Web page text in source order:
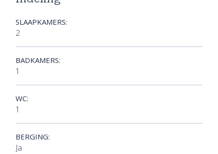
SLAAPKAMERS:
2
BADKAMERS:
1
WC:
1
BERGING:
Ja